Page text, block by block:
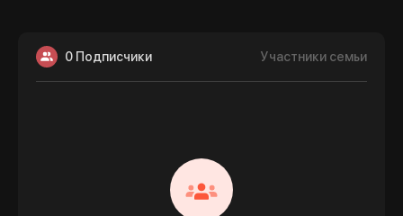
0 Подписчики Участники семьи